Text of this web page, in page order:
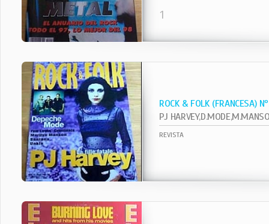
1
ROCK & FOLK (FRANCESA)
REVISTA